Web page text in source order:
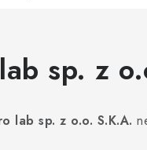
sp. z
lab sp. z o.o. S.K.A.